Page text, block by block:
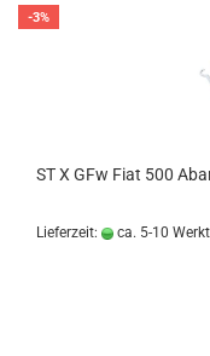
-3%
ST X GFw Fiat 500
Lieferzeit: ca. 5-10